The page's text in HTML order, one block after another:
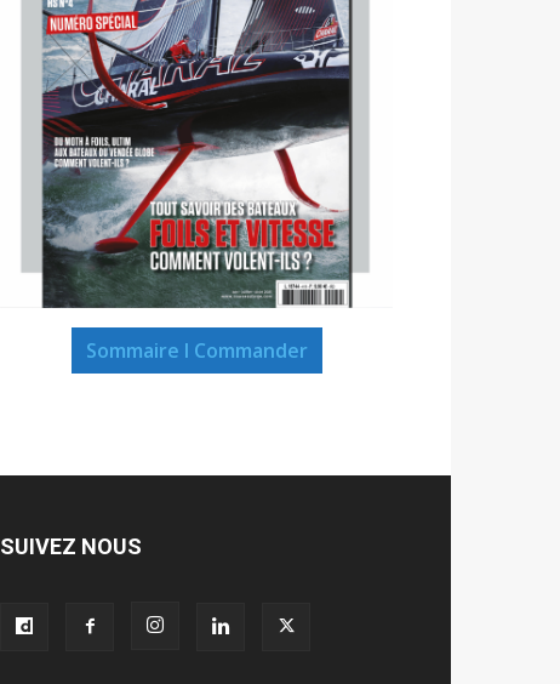
Sommaire I Commander
SUIVEZ NOUS